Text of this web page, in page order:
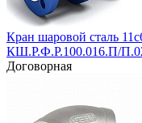
Кран шаровой сталь
КШ.Р.Ф.Р.100.016.П/
Договорная